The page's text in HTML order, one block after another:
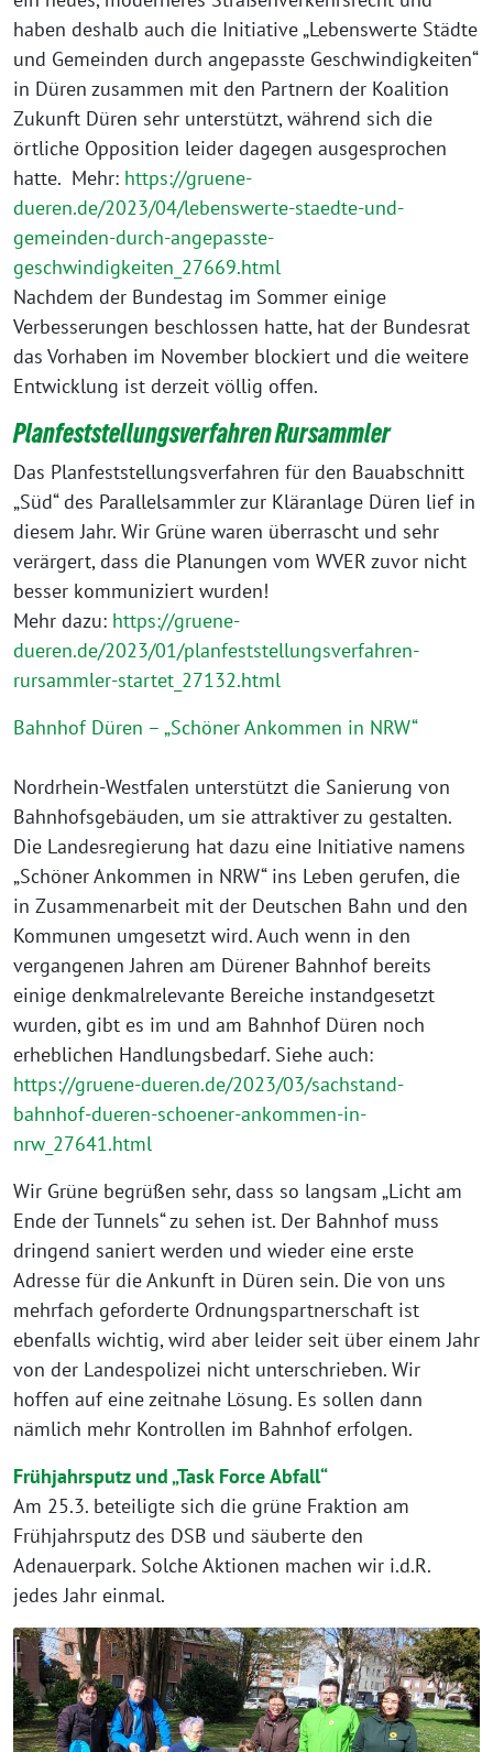
haben deshalb auch die Initiative „Lebenswerte Städte
und Gemeinden durch angepasste Geschwindigkeiten“
in Düren zusammen mit den Partnern der Koalition
Zukunft Düren sehr unterstützt, während sich die
örtliche Opposition leider dagegen ausgesprochen
hatte. Mehr: https://gruene-
dueren.de/2023/04/lebenswerte-staedte-und-
gemeinden-durch-angepasste-
geschwindigkeiten_27669.html
Nachdem der Bundestag im Sommer einige
Verbesserungen beschlossen hatte, hat der Bundesrat
das Vorhaben im November blockiert und die weitere
Entwicklung ist derzeit völlig offen.
Planfeststellungsverfahren Rursammler
Das Planfeststellungsverfahren für den Bauabschnitt
„Süd“ des Parallelsammler zur Kläranlage Düren lief in
diesem Jahr. Wir Grüne waren überrascht und sehr
verärgert, dass die Planungen vom WVER zuvor nicht
besser kommuniziert wurden!
Mehr dazu: https://gruene-
dueren.de/2023/01/planfeststellungsverfahren-
rursammler-startet_27132.html
Bahnhof Düren – „Schöner Ankommen in NRW“
Nordrhein-Westfalen unterstützt die Sanierung von
Bahnhofsgebäuden, um sie attraktiver zu gestalten.
Die Landesregierung hat dazu eine Initiative namens
„Schöner Ankommen in NRW“ ins Leben gerufen, die
in Zusammenarbeit mit der Deutschen Bahn und den
Kommunen umgesetzt wird. Auch wenn in den
vergangenen Jahren am Dürener Bahnhof bereits
einige denkmalrelevante Bereiche instandgesetzt
wurden, gibt es im und am Bahnhof Düren noch
erheblichen Handlungsbedarf. Siehe auch:
https://gruene-dueren.de/2023/03/sachstand-
bahnhof-dueren-schoener-ankommen-in-
nrw_27641.html
Wir Grüne begrüßen sehr, dass so langsam „Licht am
Ende der Tunnels“ zu sehen ist. Der Bahnhof muss
dringend saniert werden und wieder eine erste
Adresse für die Ankunft in Düren sein. Die von uns
mehrfach geforderte Ordnungspartnerschaft ist
ebenfalls wichtig, wird aber leider seit über einem Jahr
von der Landespolizei nicht unterschrieben. Wir
hoffen auf eine zeitnahe Lösung. Es sollen dann
nämlich mehr Kontrollen im Bahnhof erfolgen.
Frühjahrsputz und „Task Force Abfall“
Am 25.3. beteiligte sich die grüne Fraktion am
Frühjahrsputz des DSB und säuberte den
Adenauerpark. Solche Aktionen machen wir i.d.R.
jedes Jahr einmal.